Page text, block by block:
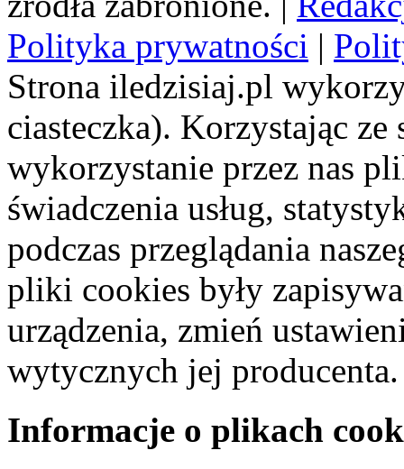
Polityka prywatności |
Strona iledzisiaj.pl
ciasteczka). Korzystając
wykorzystanie przez nas
świadczenia usług,
podczas przeglądania
pliki cookies były
urządzenia, zmień
wytycznych jej producenta.
Informacje o plikach